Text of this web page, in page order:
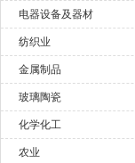
电器设备及器材
纺织业
金属制品
玻璃陶瓷
化学化工
农业